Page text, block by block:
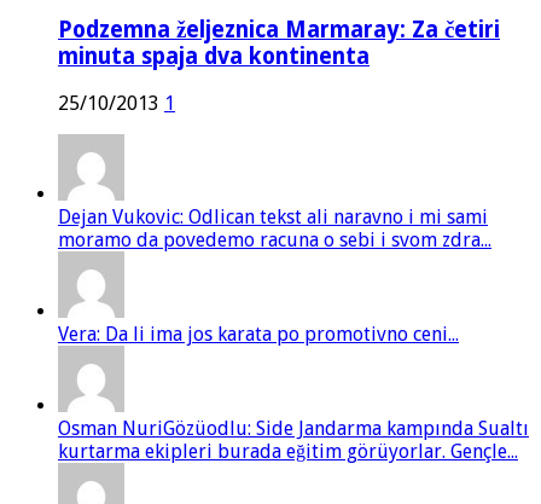
Podzemna željeznica Marmaray: Za četiri
minuta spaja dva kontinenta
25/10/2013 1
Dejan Vukovic: Odlican tekst ali naravno i mi sami
moramo da povedemo racuna o sebi i svom zdra...
Vera: Da li ima jos karata po promotivno ceni...
Osman NuriGözüodlu: Side Jandarma kampında Sualtı
kurtarma ekipleri burada eğitim görüyorlar. Gençle...